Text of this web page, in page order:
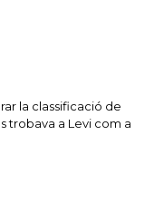
la classificació de
trobava a Levi com a